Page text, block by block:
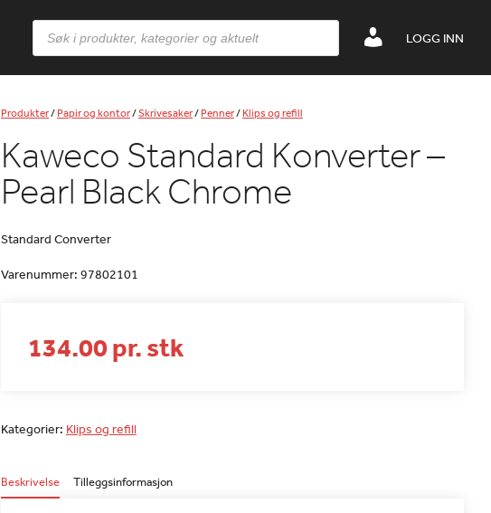
LOGG INN
Products
search
Produkter/Papir og kontor/Skrivesaker/Penner/Klips og refill
Kaweco Standard Konverter –
Pearl Black Chrome
Standard Converter
Varenummer: 97802101
134.00 pr. stk
Kategorier: Klips og refill
Beskrivelse Tilleggsinformasjon